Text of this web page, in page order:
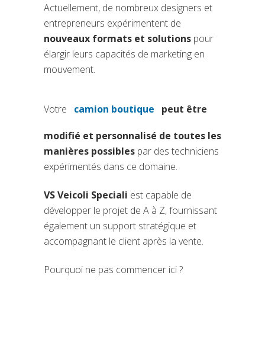
Actuellement, de nombreux designers et
entrepreneurs expérimentent de
nouveaux formats et solutions pour
élargir leurs capacités de marketing en
mouvement.
Votre camion boutique
(si apre in una nuova scheda)
peut être
modifié et personnalisé de toutes les
manières possibles par des techniciens
expérimentés dans ce domaine.
VS Veicoli Speciali est capable de
développer le projet de A à Z, fournissant
également un support stratégique et
accompagnant le client après la vente.
Pourquoi ne pas commencer ici ?